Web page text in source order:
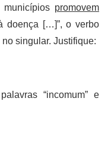
promovem
doença […]”, o verbo
singular. Justifique:
“incomum” e